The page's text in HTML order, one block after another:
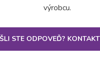
výrobcu.
STE ODPOVEĎ?